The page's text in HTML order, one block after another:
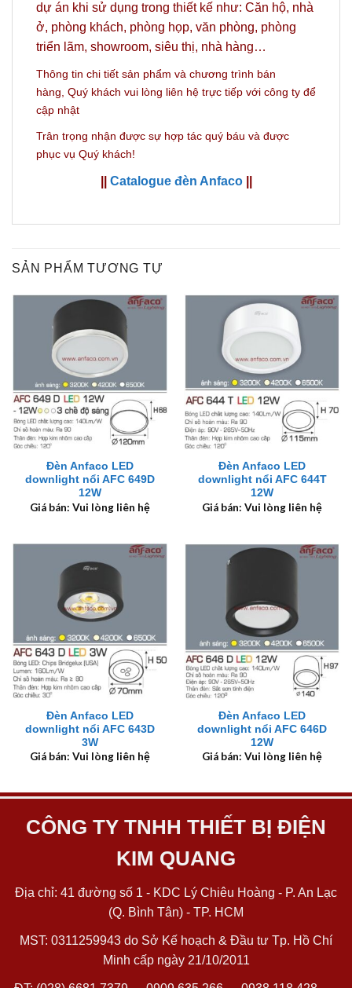
dự án khi sử dụng trong thiết kế như: Căn hộ, nhà
ở, phòng khách, phòng họp, văn phòng, phòng
triển lãm, showroom, siêu thị, nhà hàng…
Thông tin chi tiết sản phẩm và chương trình bán
hàng, Quý khách vui lòng liên hệ trực tiếp với công ty để
cập nhật
Trân trọng nhận được sự hợp tác quý báu và được
phục vụ Quý khách!
Catalogue đèn Anfaco
SẢN PHẨM TƯƠNG TỰ
Đèn Anfaco LED
downlight nổi AFC 649D
12W
Giá bán: Vui lòng liên hệ
Đèn Anfaco LED
downlight nổi AFC 644T
12W
Giá bán: Vui lòng liên hệ
Đèn Anfaco LED
downlight nổi AFC 643D
3W
Giá bán: Vui lòng liên hệ
Đèn Anfaco LED
downlight nổi AFC 646D
12W
Giá bán: Vui lòng liên hệ
CÔNG TY TNHH THIẾT BỊ ĐIỆN
KIM QUANG
Địa chỉ: 41 đường số 1 - KDC Lý Chiêu Hoàng - P. An Lạc
(Q. Bình Tân) - TP. HCM
MST: 0311259943 do Sở Kế hoạch & Đầu tư Tp. Hồ Chí
Minh cấp ngày 21/10/2011